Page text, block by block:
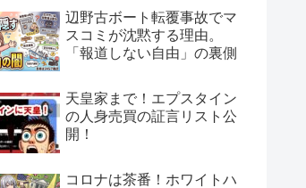
辺野古ボート転覆事故でマ
スコミが沈黙する理由。
「報道しない自由」の裏側
天皇家まで！エプスタイン
の人身売買の証言リスト公
開！
コロナは茶番！ホワイトハ